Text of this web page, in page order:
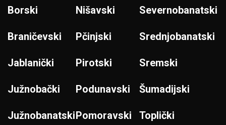
Borski
Braničevski
Jablanički
Južnobački
Južnobanatski
Nišavski
Pčinjski
Pirotski
Podunavski
Pomoravski
Severnobanatski
Srednjobanatski
Sremski
Šumadijski
Toplički